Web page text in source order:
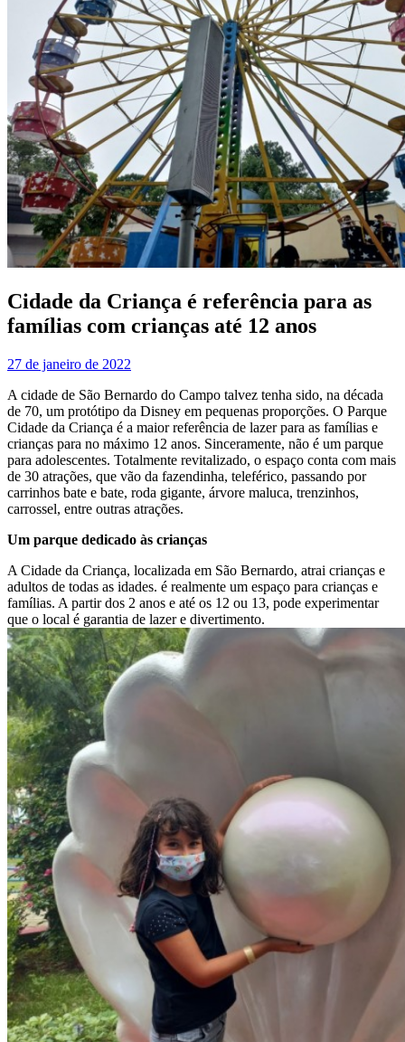
Cidade da Criança é referência para as
famílias com crianças até 12 anos
27 de janeiro de 2022
A cidade de São Bernardo do Campo talvez tenha sido, na década
de 70, um protótipo da Disney em pequenas proporções. O Parque
Cidade da Criança é a maior referência de lazer para as famílias e
crianças para no máximo 12 anos. Sinceramente, não é um parque
para adolescentes. Totalmente revitalizado, o espaço conta com mais
de 30 atrações, que vão da fazendinha, teleférico, passando por
carrinhos bate e bate, roda gigante, árvore maluca, trenzinhos,
carrossel, entre outras atrações.
Um parque dedicado às crianças
A Cidade da Criança, localizada em São Bernardo, atrai crianças e
adultos de todas as idades. é realmente um espaço para crianças e
famílias. A partir dos 2 anos e até os 12 ou 13, pode experimentar
que o local é garantia de lazer e divertimento.